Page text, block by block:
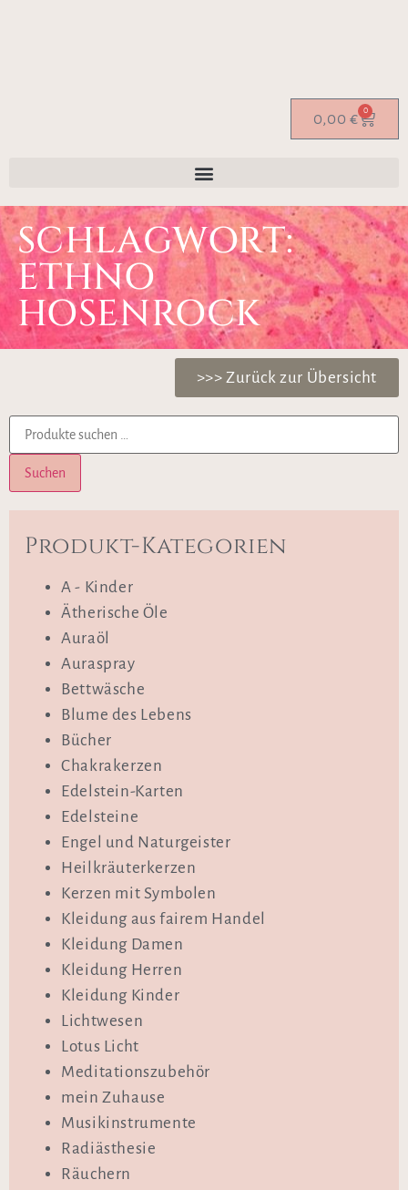
0,00 € 0
SCHLAGWORT:
ETHNO
HOSENROCK
>>> Zurück zur Übersicht
Suchen
Produkt-Kategorien
A - Kinder
Ätherische Öle
Auraöl
Auraspray
Bettwäsche
Blume des Lebens
Bücher
Chakrakerzen
Edelstein-Karten
Edelsteine
Engel und Naturgeister
Heilkräuterkerzen
Kerzen mit Symbolen
Kleidung aus fairem Handel
Kleidung Damen
Kleidung Herren
Kleidung Kinder
Lichtwesen
Lotus Licht
Meditationszubehör
mein Zuhause
Musikinstrumente
Radiästhesie
Räuchern